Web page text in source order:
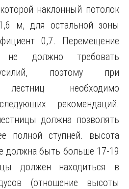
наклонный потолок
м, для остальной зоны
0,7. Перемещение
должно требовать
поэтому при
лестниц необходимо
рекомендаций.
должна позволять
полной ступней. высота
должна быть больше 17-19
должен находиться в
(отношение высоты